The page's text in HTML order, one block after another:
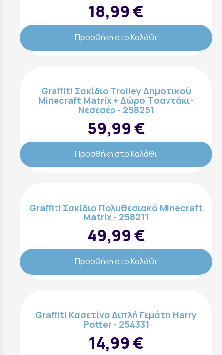
18,99 €
Προσθήκη στο Καλάθι
Graffiti Σακίδιο Trolley Δημοτικού
Minecraft Matrix + Δώρο Tσαντάκι-
Nεσεσέρ - 258251
59,99 €
Προσθήκη στο Καλάθι
Graffiti Σακίδιο Πολυθεσιακό Minecraft
Matrix - 258211
49,99 €
Προσθήκη στο Καλάθι
Graffiti Κασετίνα Διπλή Γεμάτη Harry
Potter - 254331
14,99 €